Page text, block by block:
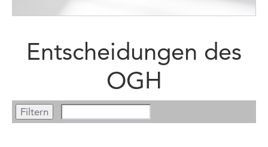
Entscheidungen des
OGH